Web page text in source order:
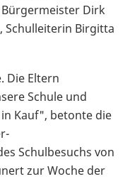
Bürgermeister Dirk
Schulleiterin Birgitta
Die Eltern
Schule und
Kauf", betonte die
Schulbesuchs von
zur Woche der